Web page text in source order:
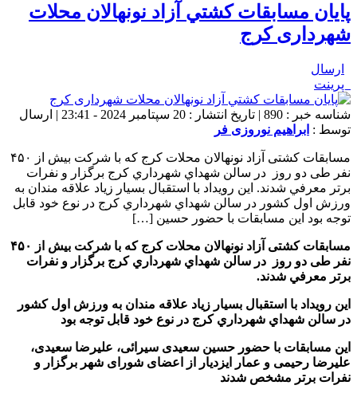
پایان مسابقات کشتي آزاد نونهالان محلات
شهرداری کرج
ارسال
پرینت
شناسه خبر : 890 | تاریخ انتشار : 20 سپتامبر 2024 - 23:41 | ارسال
توسط : ابراهیم نوروزی فر
مسابقات کشتی آزاد نونهالان محلات کرج که با شرکت بیش از ۴۵۰
نفر طی دو روز در سالن شهداي شهرداري کرج برگزار و نفرات
برتر معرفي شدند. این رویداد با استقبال بسیار زیاد علاقه مندان به
ورزش اول کشور در سالن شهداي شهرداري کرج در نوع خود قابل
توجه بود این مسابقات با حضور حسین […]
مسابقات کشتی آزاد نونهالان محلات کرج که با شرکت بیش از ۴۵۰
نفر طی دو روز در سالن شهداي شهرداري کرج برگزار و نفرات
برتر معرفي شدند.
این رویداد با استقبال بسیار زیاد علاقه مندان به ورزش اول کشور
در سالن شهداي شهرداري کرج در نوع خود قابل توجه بود
این مسابقات با حضور حسین سعیدی سیرائی، علیرضا سعیدی،
علیرضا رحیمی و عمار ایزدیار از اعضای شورای شهر برگزار و
نفرات برتر مشخص شدند